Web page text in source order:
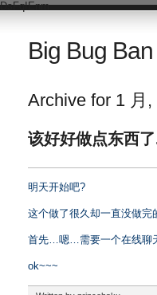
DsFqIEnm
Big Bug Ban
Archive for 1 月,
该好好做点东西
明天开始吧?
这个做了很久却一直没做完
首先…嗯…需要一个在线聊
ok~~~